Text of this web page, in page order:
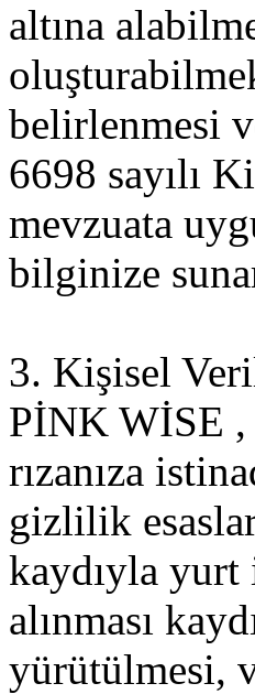
altına
belirlenmesi
6698 sayılı
mevzuata
bilginize
3. Kişisel
PİNK WİSE ,
rızanıza
gizlilik
kaydıyla
alınması
yürütülmesi,